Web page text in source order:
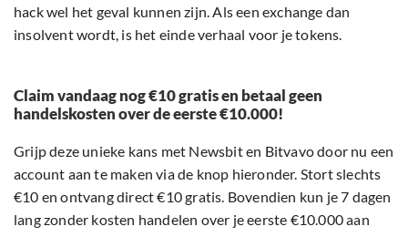
hack wel het geval kunnen zijn. Als een exchange dan
insolvent wordt, is het einde verhaal voor je tokens.
Claim vandaag nog €10 gratis en betaal geen
handelskosten over de eerste €10.000!
Grijp deze unieke kans met Newsbit en Bitvavo door nu een
account aan te maken via de knop hieronder. Stort slechts
€10 en ontvang direct €10 gratis. Bovendien kun je 7 dagen
lang zonder kosten handelen over je eerste €10.000 aan